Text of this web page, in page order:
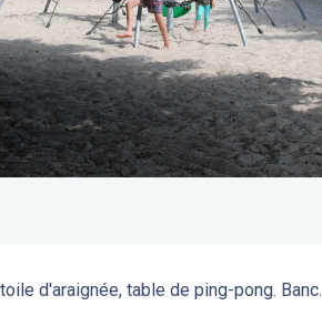
d'araignée, table de ping-pong. Banc.